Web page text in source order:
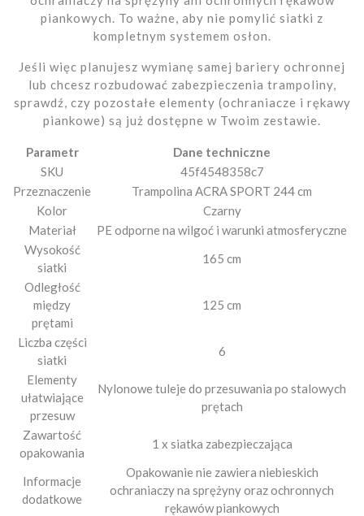
piankowych. To ważne, aby nie pomylić siatki z
kompletnym systemem osłon.
Jeśli więc planujesz wymianę samej bariery ochronnej
lub chcesz rozbudować zabezpieczenia trampoliny,
sprawdź, czy pozostałe elementy (ochraniacze i rękawy
piankowe) są już dostępne w Twoim zestawie.
Parametr
Dane techniczne
SKU
45f4548358c7
Przeznaczenie
Trampolina ACRA SPORT 244 cm
Kolor
Czarny
Materiał
PE odporne na wilgoć i warunki atmosferyczne
Wysokość
siatki
165 cm
Odległość
między
prętami
125 cm
Liczba części
siatki
6
Elementy
ułatwiające
przesuw
Nylonowe tuleje do przesuwania po stalowych
prętach
Zawartość
opakowania
1 x siatka zabezpieczająca
Informacje
dodatkowe
Opakowanie nie zawiera niebieskich
ochraniaczy na sprężyny oraz ochronnych
rękawów piankowych